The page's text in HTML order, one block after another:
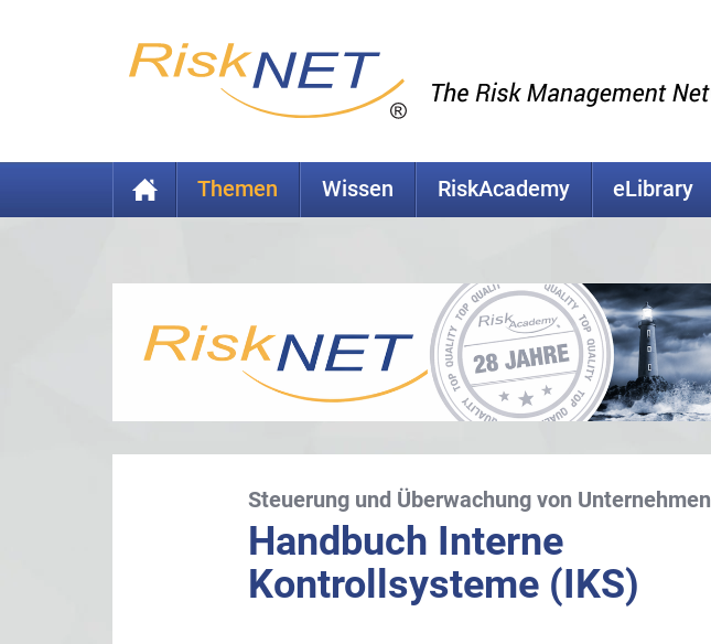
Themen Wissen RiskAcademy eLibrary
Steuerung und Überwachung von Unternehmen
Handbuch Interne
Kontrollsysteme (IKS)